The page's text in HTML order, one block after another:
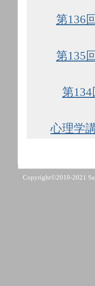
第136
第135
第
心理学
Copyright©2010-2021